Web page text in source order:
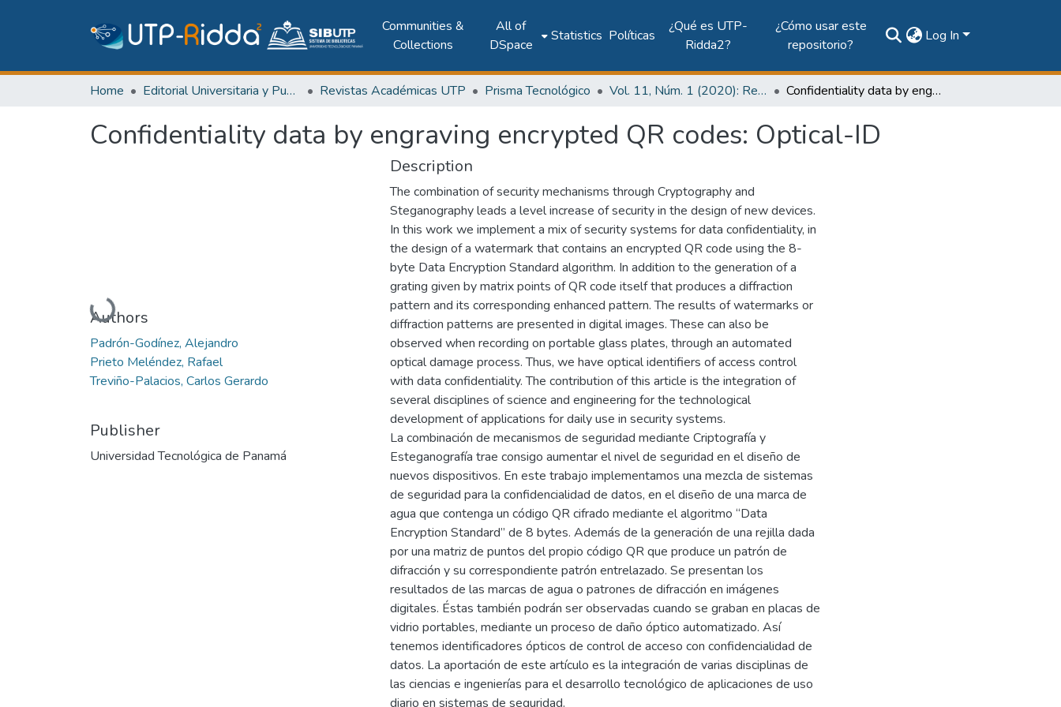
Communities &
Collections
All of
DSpace
Statistics Políticas
¿Qué es UTP-
Ridda2?
¿Cómo usar este
repositorio?
Log In
Home Editorial Universitaria y Publicaciones Seriadas Revistas Académicas UTP Prisma Tecnológico Vol. 11, Núm. 1 (2020): Revista Prisma Tecnológico Confidentiality data by engraving encrypted QR codes: Optical-ID
Confidentiality data by engraving encrypted QR codes: Optical-ID
Loading...
Authors
Padrón-Godínez, Alejandro
Prieto Meléndez, Rafael
Treviño-Palacios, Carlos Gerardo
Publisher
Universidad Tecnológica de Panamá
Description
The combination of security mechanisms through Cryptography and
Steganography leads a level increase of security in the design of new devices.
In this work we implement a mix of security systems for data confidentiality, in
the design of a watermark that contains an encrypted QR code using the 8-
byte Data Encryption Standard algorithm. In addition to the generation of a
grating given by matrix points of QR code itself that produces a diffraction
pattern and its corresponding enhanced pattern. The results of watermarks or
diffraction patterns are presented in digital images. These can also be
observed when recording on portable glass plates, through an automated
optical damage process. Thus, we have optical identifiers of access control
with data confidentiality. The contribution of this article is the integration of
several disciplines of science and engineering for the technological
development of applications for daily use in security systems.
La combinación de mecanismos de seguridad mediante Criptografía y
Esteganografía trae consigo aumentar el nivel de seguridad en el diseño de
nuevos dispositivos. En este trabajo implementamos una mezcla de sistemas
de seguridad para la confidencialidad de datos, en el diseño de una marca de
agua que contenga un código QR cifrado mediante el algoritmo “Data
Encryption Standard” de 8 bytes. Además de la generación de una rejilla dada
por una matriz de puntos del propio código QR que produce un patrón de
difracción y su correspondiente patrón entrelazado. Se presentan los
resultados de las marcas de agua o patrones de difracción en imágenes
digitales. Éstas también podrán ser observadas cuando se graban en placas de
vidrio portables, mediante un proceso de daño óptico automatizado. Así
tenemos identificadores ópticos de control de acceso con confidencialidad de
datos. La aportación de este artículo es la integración de varias disciplinas de
las ciencias e ingenierías para el desarrollo tecnológico de aplicaciones de uso
diario en sistemas de seguridad.